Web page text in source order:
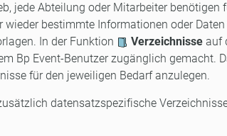
jede Abteilung oder Mitarbeiter
bestimmte Informationen oder
In der Funktion
Verzeichnisse auf
Bp Event-Benutzer zugänglich gemacht.
für den jeweiligen Bedarf anzulegen.
datensatzspezifische